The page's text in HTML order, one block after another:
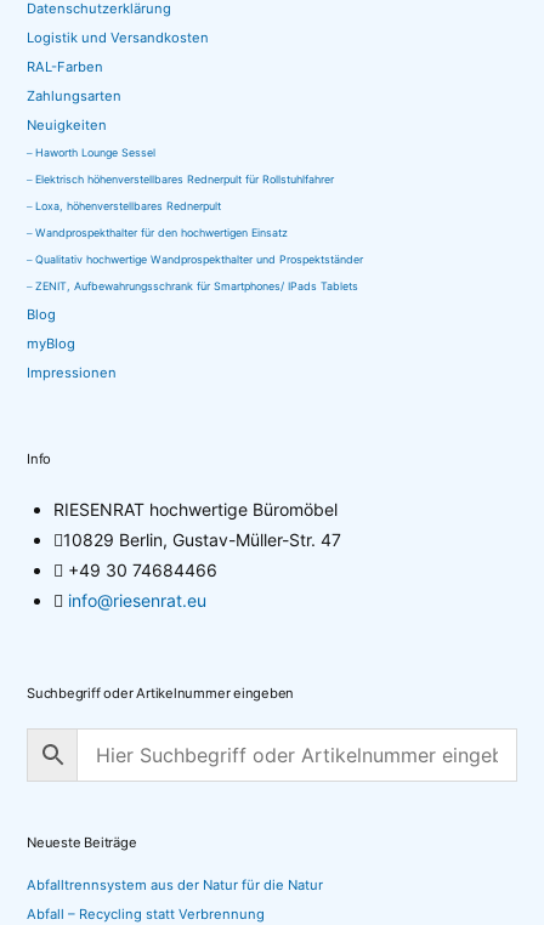
werden
Datenschutzerklärung
Logistik und Versandkosten
RAL-Farben
Zahlungsarten
Neuigkeiten
Haworth Lounge Sessel
Elektrisch höhenverstellbares Rednerpult für Rollstuhlfahrer
Loxa, höhenverstellbares Rednerpult
Wandprospekthalter für den hochwertigen Einsatz
Qualitativ hochwertige Wandprospekthalter und Prospektständer
ZENIT, Aufbewahrungsschrank für Smartphones/ IPads Tablets
Blog
myBlog
Impressionen
Info
RIESENRAT hochwertige Büromöbel
10829 Berlin, Gustav-Müller-Str. 47
+49 30 74684466
info@riesenrat.eu
Suchbegriff oder Artikelnummer eingeben
Neueste Beiträge
Abfalltrennsystem aus der Natur für die Natur
Abfall – Recycling statt Verbrennung